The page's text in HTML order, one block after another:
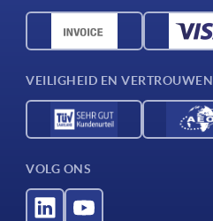
VEILIGHEID EN VERTROUWEN
VOLG ONS